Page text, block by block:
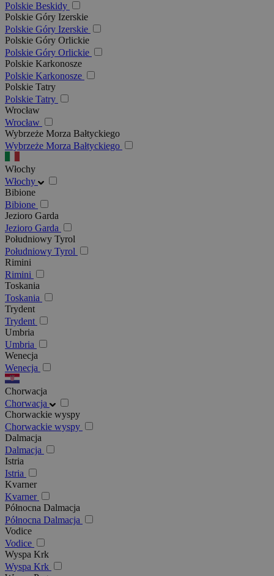
Polskie Beskidy
Polskie Góry Izerskie
Polskie Góry Izerskie
Polskie Góry Orlickie
Polskie Góry Orlickie
Polskie Karkonosze
Polskie Karkonosze
Polskie Tatry
Polskie Tatry
Wrocław
Wrocław
Wybrzeże Morza Bałtyckiego
Wybrzeże Morza Bałtyckiego
Włochy
Włochy
Bibione
Bibione
Jezioro Garda
Jezioro Garda
Południowy Tyrol
Południowy Tyrol
Rimini
Rimini
Toskania
Toskania
Trydent
Trydent
Umbria
Umbria
Wenecja
Wenecja
Chorwacja
Chorwacja
Chorwackie wyspy
Chorwackie wyspy
Dalmacja
Dalmacja
Istria
Istria
Kvarner
Kvarner
Północna Dalmacja
Północna Dalmacja
Vodice
Vodice
Wyspa Krk
Wyspa Krk